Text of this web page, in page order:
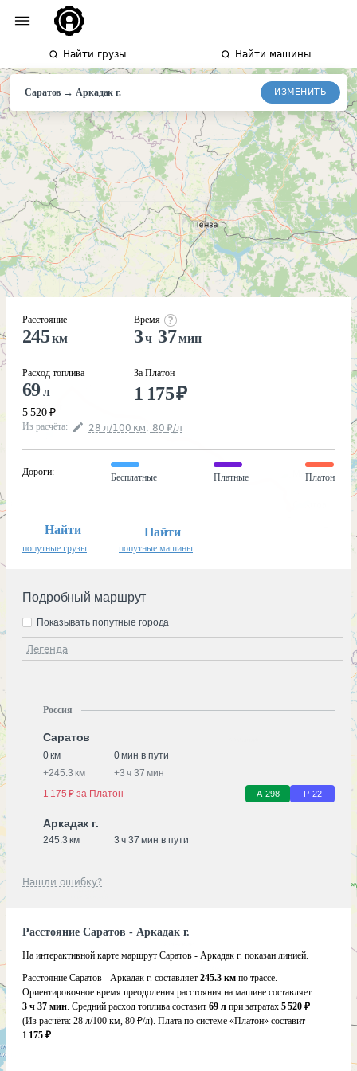
Найти грузы Найти машины
Саратов →Аркадакг. ИЗМЕНИТЬ
Расстояние
245км
Расход топлива
69л
5 520 ₽
Время
3ч 37мин
За Платон
1 175₽
Из расчёта: 28 л/100 км, 80 ₽/л
Дороги:
Бесплатные Платные Платон
Найти
попутные грузы
Найти
попутные машины
Подробный маршрут
Легенда
Показывать попутные города
Россия
Саратов
0 км
0 мин в пути
+245.3 км +3 ч 37 мин
1 175 ₽ за Платон
А-298 Р-22
Аркадак г.
245.3 км 3 ч 37 мин в пути
Нашли ошибку?
Расстояние Саратов - Аркадак г.
На интерактивной карте маршрут Саратов - Аркадак г. показан линией.
Расстояние Саратов - Аркадак г. составляет 245.3 км по трассе.
Ориентировочное время преодоления расстояния на машине составляет
3 ч 37 мин. Средний расход топлива составит 69 л при затратах 5 520 ₽
(Из расчёта: 28 л/100 км, 80 ₽/л). Плата по системе «Платон» составит
1 175 ₽.